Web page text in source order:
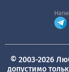
© 2003-2026
допустимо